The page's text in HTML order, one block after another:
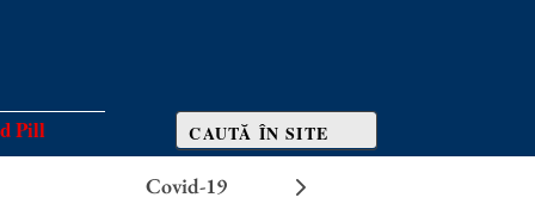
Pill
Covid-19